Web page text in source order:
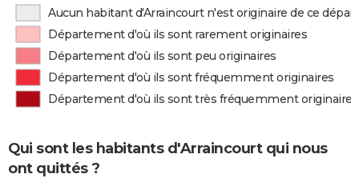
Aucun habitant d'Arraincourt n'est originaire de ce
Département d'où ils sont rarement originaires
Département d'où ils sont peu originaires
Département d'où ils sont fréquemment originaires
Département d'où ils sont très fréquemment originaires
Qui sont les habitants d'Arraincourt qui nous
ont quittés ?